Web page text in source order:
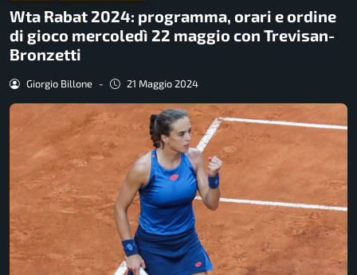
Wta Rabat 2024: programma, orari e ordine
di gioco mercoledì 22 maggio con Trevisan-
Bronzetti
Giorgio Billone - 21 Maggio 2024